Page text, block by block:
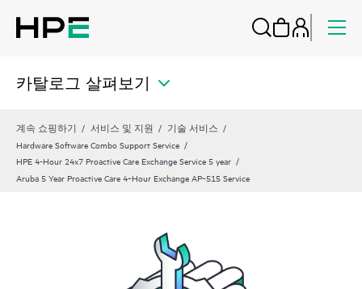
카탈로그 살펴보기
계속 쇼핑하기 서비스 및 지원
기술 서비스
Hardware Software Combo Support Service
HPE 4-Hour 24x7 Proactive Care Exchange Service 5 year
Aruba 5 Year Proactive Care 4‑Hour Exchange AP‑515 Service